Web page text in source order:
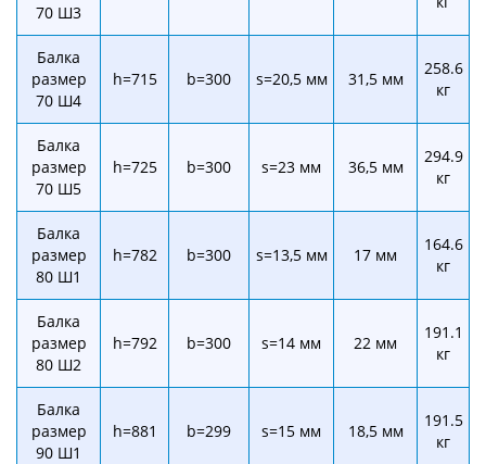
70 Ш3
Балка
размер
70 Ш4
h=715 b=300 s=20,5 мм 31,5 мм
258.6
кг
Балка
размер
70 Ш5
h=725 b=300 s=23 мм 36,5 мм
294.9
кг
Балка
размер
80 Ш1
h=782 b=300 s=13,5 мм 17 мм
164.6
кг
Балка
размер
80 Ш2
h=792 b=300 s=14 мм 22 мм
191.1
кг
Балка
размер
90 Ш1
h=881 b=299 s=15 мм 18,5 мм
191.5
кг